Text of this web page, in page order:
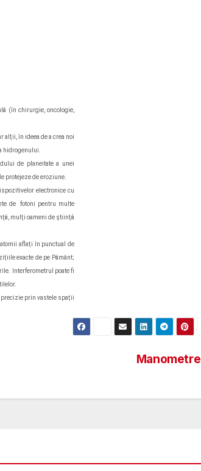
(în chirurgie, oncologie,
în ideea de a crea noi
hidrogenului.
de planeitate a unei
protejeze de eroziune.
electronice cu
de fotoni pentru multe
mulţi oameni de ştiinţă
aflaţi în punctual de
exacte de pe Pământ;
Interferometrul poate fi
prin vastele spaţii
Manometre